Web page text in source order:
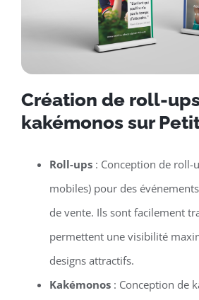
Création de roll-
kakémonos sur
Roll-ups: Conception de roll-
mobiles) pour des
de vente. Ils sont facilement
permettent une visibilité
designs attractifs.
Kakémonos: Conception de